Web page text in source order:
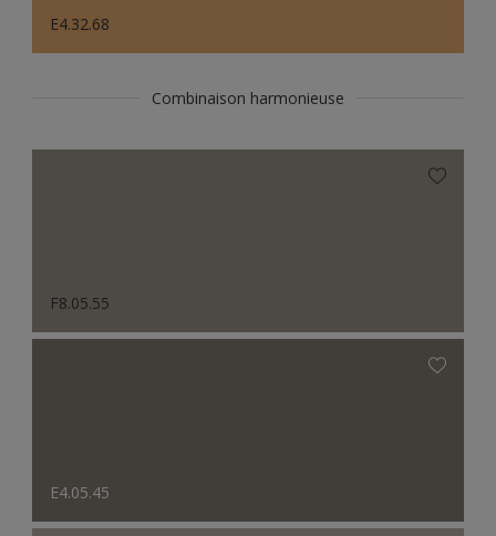
E4.32.68
Combinaison harmonieuse
F8.05.55
E4.05.45